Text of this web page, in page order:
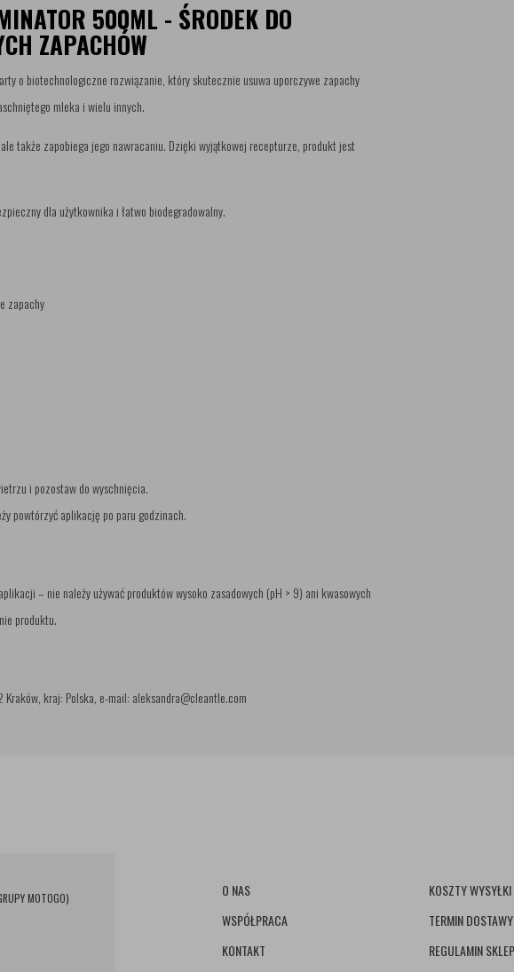
500ML - ŚRODEK DO
ZAPACHÓW
o biotechnologiczne rozwiązanie, który skutecznie usuwa uporczywe zapachy
mleka i wielu innych.
także zapobiega jego nawracaniu. Dzięki wyjątkowej recepturze, produkt jest
dla użytkownika i łatwo biodegradowalny.
zapachy
i pozostaw do wyschnięcia.
powtórzyć aplikację po paru godzinach.
– nie należy używać produktów wysoko zasadowych (pH > 9) ani kwasowych
produktu.
Kraków, kraj: Polska, e-mail: aleksandra@cleantle.com
MOTOGO)
O NAS
WSPÓŁPRACA
KONTAKT
KOSZTY WYSYŁKI
TERMIN DOSTAWY
REGULAMIN